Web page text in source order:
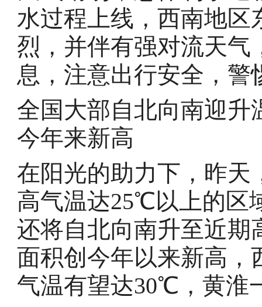
水过程上线，西南地区
烈，并伴有强对流天气
息，注意出行安全，警
全国大部自北向南迎升
今年来新高
在阳光的助力下，昨天
高气温达25℃以上的区
还将自北向南升至近期
面积创今年以来新高，
气温有望达30℃，黄淮